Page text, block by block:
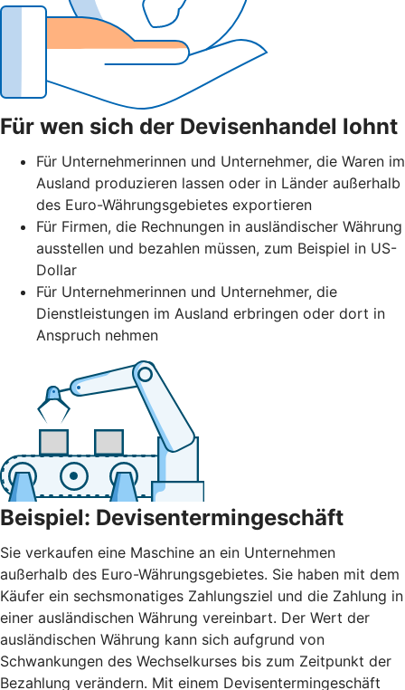
Für wen sich der Devisenhandel lohnt
Für Unternehmerinnen und Unternehmer, die Waren im
Ausland produzieren lassen oder in Länder außerhalb
des Euro-Währungsgebietes exportieren
Für Firmen, die Rechnungen in ausländischer Währung
ausstellen und bezahlen müssen, zum Beispiel in US-
Dollar
Für Unternehmerinnen und Unternehmer, die
Dienstleistungen im Ausland erbringen oder dort in
Anspruch nehmen
Beispiel: Devisentermingeschäft
Sie verkaufen eine Maschine an ein Unternehmen
außerhalb des Euro-Währungsgebietes. Sie haben mit dem
Käufer ein sechsmonatiges Zahlungsziel und die Zahlung in
einer ausländischen Währung vereinbart. Der Wert der
ausländischen Währung kann sich aufgrund von
Schwankungen des Wechselkurses bis zum Zeitpunkt der
Bezahlung verändern. Mit einem Devisentermingeschäft